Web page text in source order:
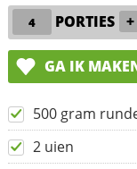
PORTIES +
GA IK
500 gram
2 uien